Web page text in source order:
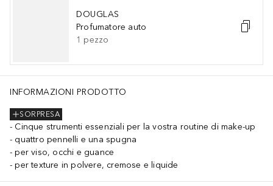
DOUGLAS
Profumatore auto
1 pezzo
INFORMAZIONI PRODOTTO
SORPRESA
Cinque strumenti essenziali per la vostra routine di make-up
quattro pennelli e una spugna
per viso, occhi e guance
per texture in polvere, cremose e liquide